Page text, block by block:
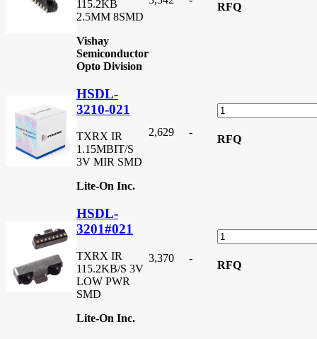
115.2KB
2.5MM 8SMD
Vishay
Semiconductor
Opto Division
RFQ
HSDL-
3210-021
TXRX IR
1.15MBIT/S
3V MIR SMD
Lite-On Inc.
2,629 -
RFQ
HSDL-
3201#021
TXRX IR
115.2KB/S 3V
LOW PWR
SMD
Lite-On Inc.
3,370 -
RFQ